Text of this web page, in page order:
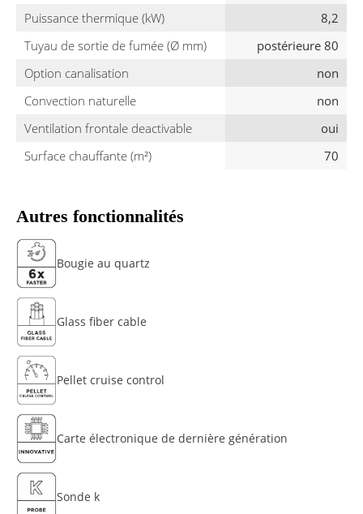
Puissance thermique (kW)
8,2
Tuyau de sortie de fumée (Ø mm)
postérieure 80
Option canalisation
non
Convection naturelle
non
Ventilation frontale deactivable
oui
Surface chauffante (m²)
70
Autres fonctionnalités
Bougie au quartz
Glass fiber cable
Pellet cruise control
Carte électronique de dernière génération
Sonde k